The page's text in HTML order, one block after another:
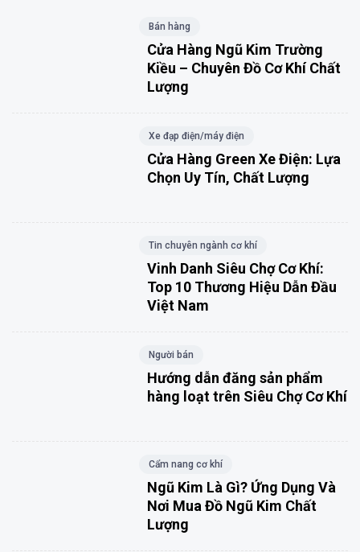
Bán hàng
Cửa Hàng Ngũ Kim Trường
Kiều – Chuyên Đồ Cơ Khí Chất
Lượng
Xe đạp điện/máy điện
Cửa Hàng Green Xe Điện: Lựa
Chọn Uy Tín, Chất Lượng
Tin chuyên ngành cơ khí
Vinh Danh Siêu Chợ Cơ Khí:
Top 10 Thương Hiệu Dẫn Đầu
Việt Nam
Người bán
Hướng dẫn đăng sản phẩm
hàng loạt trên Siêu Chợ Cơ Khí
Cẩm nang cơ khí
Ngũ Kim Là Gì? Ứng Dụng Và
Nơi Mua Đồ Ngũ Kim Chất
Lượng